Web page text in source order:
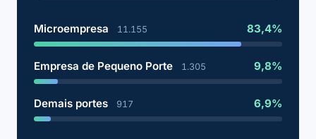
Microempresa 11.155 83,4%
Empresa de Pequeno Porte 1.305 9,8%
Demais portes 917 6,9%